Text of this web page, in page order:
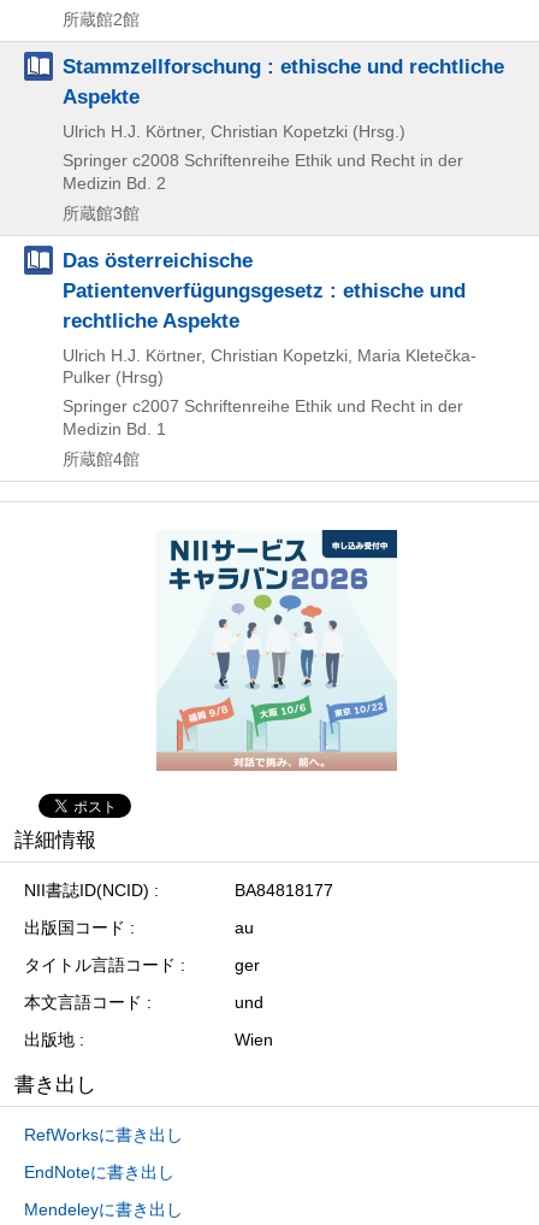
所蔵館2館
Stammzellforschung : ethische und rechtliche
Aspekte
Ulrich H.J. Körtner, Christian Kopetzki (Hrsg.)
Springer c2008 Schriftenreihe Ethik und Recht in der
Medizin Bd. 2
所蔵館3館
Das österreichische
Patientenverfügungsgesetz : ethische und
rechtliche Aspekte
Ulrich H.J. Körtner, Christian Kopetzki, Maria Kletečka-
Pulker (Hrsg)
Springer c2007 Schriftenreihe Ethik und Recht in der
Medizin Bd. 1
所蔵館4館
詳細情報
NII書誌ID(NCID)
BA84818177
出版国コード
au
タイトル言語コード
ger
本文言語コード
und
出版地
Wien
書き出し
RefWorksに書き出し
EndNoteに書き出し
Mendeleyに書き出し